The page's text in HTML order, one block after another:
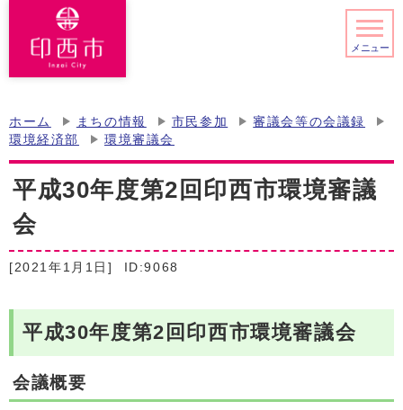
メニュー
ホーム まちの情報 市民参加
審議会等の会議録
環境経済部
環境審議会
平成30年度第2回印西市環境審議
会
[2021年1月1日] ID:9068
平成30年度第2回印西市環境審議会
会議概要